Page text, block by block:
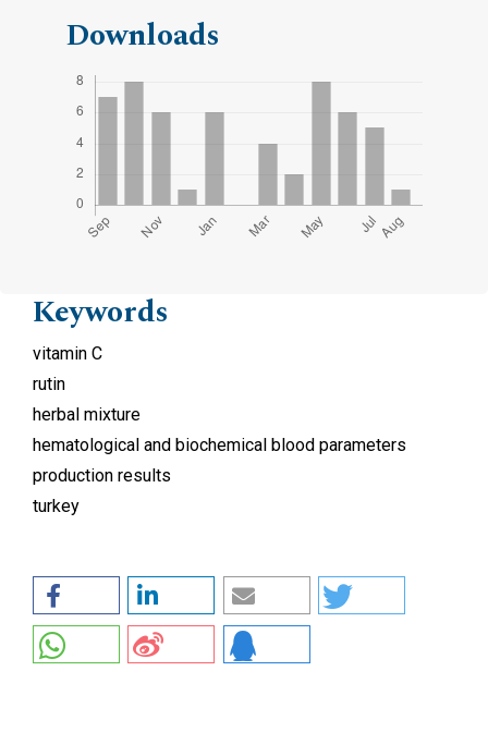
Downloads
Keywords
vitamin C
rutin
herbal mixture
hematological and biochemical blood parameters
production results
turkey